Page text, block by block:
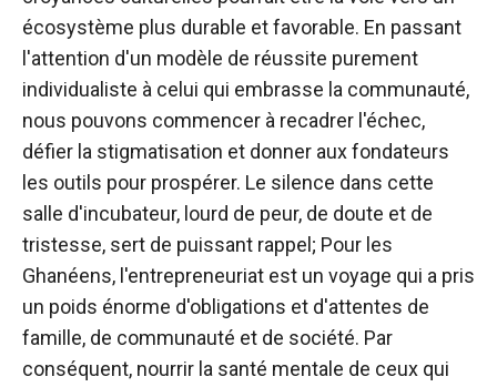
écosystème plus durable et favorable. En passant
l'attention d'un modèle de réussite purement
individualiste à celui qui embrasse la communauté,
nous pouvons commencer à recadrer l'échec,
défier la stigmatisation et donner aux fondateurs
les outils pour prospérer. Le silence dans cette
salle d'incubateur, lourd de peur, de doute et de
tristesse, sert de puissant rappel; Pour les
Ghanéens, l'entrepreneuriat est un voyage qui a pris
un poids énorme d'obligations et d'attentes de
famille, de communauté et de société. Par
conséquent, nourrir la santé mentale de ceux qui